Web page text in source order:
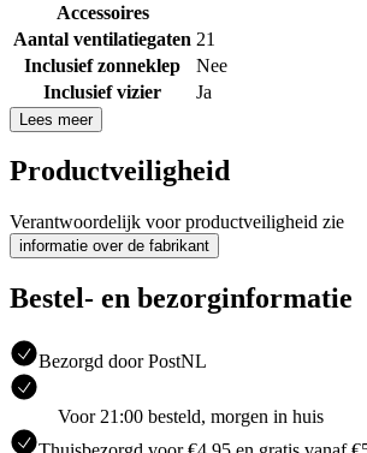
Accessoires
Aantal ventilatiegaten 21
Inclusief zonneklep
Nee
Inclusief vizier
Ja
Lees meer
Productveiligheid
Verantwoordelijk voor productveiligheid zie
informatie over de fabrikant
Bestel- en bezorginformatie
Bezorgd door PostNL
Voor 21:00 besteld, morgen in huis